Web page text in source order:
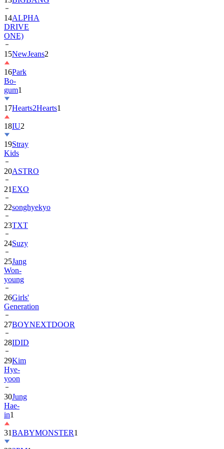
14ALPHA
DRIVE
ONE)
15NewJeans2
16Park
Bo-
gum1
17Hearts2Hearts1
18IU2
19Stray
Kids
20ASTRO
21EXO
22songhyekyo
23TXT
24Suzy
25Jang
Won-
young
26Girls'
Generation
27BOYNEXTDOOR
28IDID
29Kim
Hye-
yoon
30Jung
Hae-
in1
31BABYMONSTER1